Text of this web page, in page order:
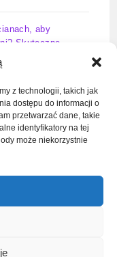
z technologii, takich jak
dostępu do informacji o
przetwarzać dane, takie
identyfikatory na tej
może niekorzystnie
aby
Skuteczne
otwarty –
grzejnika?